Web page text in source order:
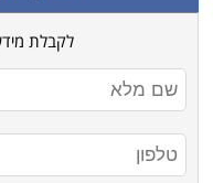
לקבלת